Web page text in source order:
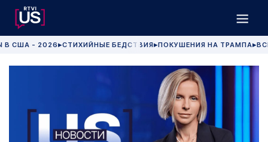
В США - 2026 ▶СТИХИЙНЫЕ БЕДСТВИЯ▶ПОКУШЕНИЯ НА ТРАМПА▶